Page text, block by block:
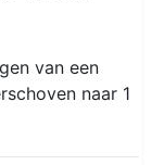
van een
naar 1